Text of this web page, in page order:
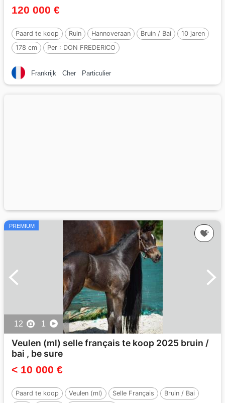
120 000 €
Paard te koop Ruin Hannoveraan Bruin / Bai
10 jaren
178 cm
Per : DON FREDERICO
Frankrijk Cher Particulier
PREMIUM
12 1
Veulen (ml) selle français te koop 2025 bruin /
bai , be sure
< 10 000 €
Paard te koop Veulen (ml) Selle Français
Bruin / Bai